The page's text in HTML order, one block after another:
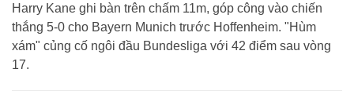
Harry Kane ghi bàn trên chấm 11m, góp công vào chiến
thắng 5-0 cho Bayern Munich trước Hoffenheim. "Hùm
xám" củng cố ngôi đầu Bundesliga với 42 điểm sau vòng
17.